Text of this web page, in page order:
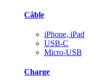
Câble
iPhone, iPad
USB-C
Micro-USB
Charge